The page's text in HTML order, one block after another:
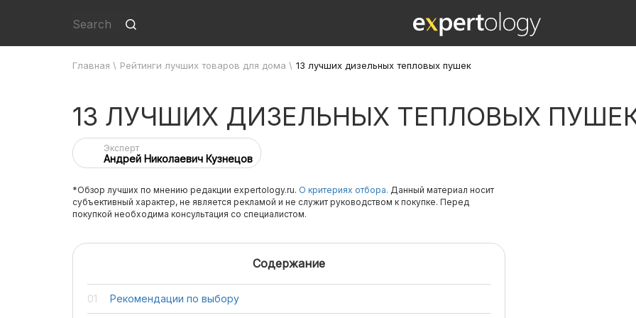
Главная \ Рейтинги лучших товаров для дома \ 13 лучших дизельных тепловых пушек
13 ЛУЧШИХ ДИЗЕЛЬНЫХ ТЕПЛОВЫХ
Эксперт
Андрей Николаевич Кузнецов
*Обзор лучших по мнению редакции expertology.ru. О критериях отбора. Данный материал носит
субъективный характер, не является рекламой и не служит руководством к покупке. Перед
покупкой необходима консультация со специалистом.
Содержание
Рекомендации по выбору